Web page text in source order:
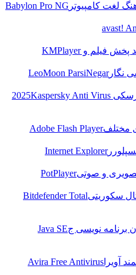
Babylon Pro NG
avast!
پخش فیلم وKMPlayer
نگارLeoMoon ParsiNegar
2025
Kaspersky Anti Virus
مختلفAdobe Flash Player
Internet Explorer
و صوتیPotPlayer
سکوریتیBitdefender Total
برنامه نویسی جJava SE
آویرا Avira Free Antivirus